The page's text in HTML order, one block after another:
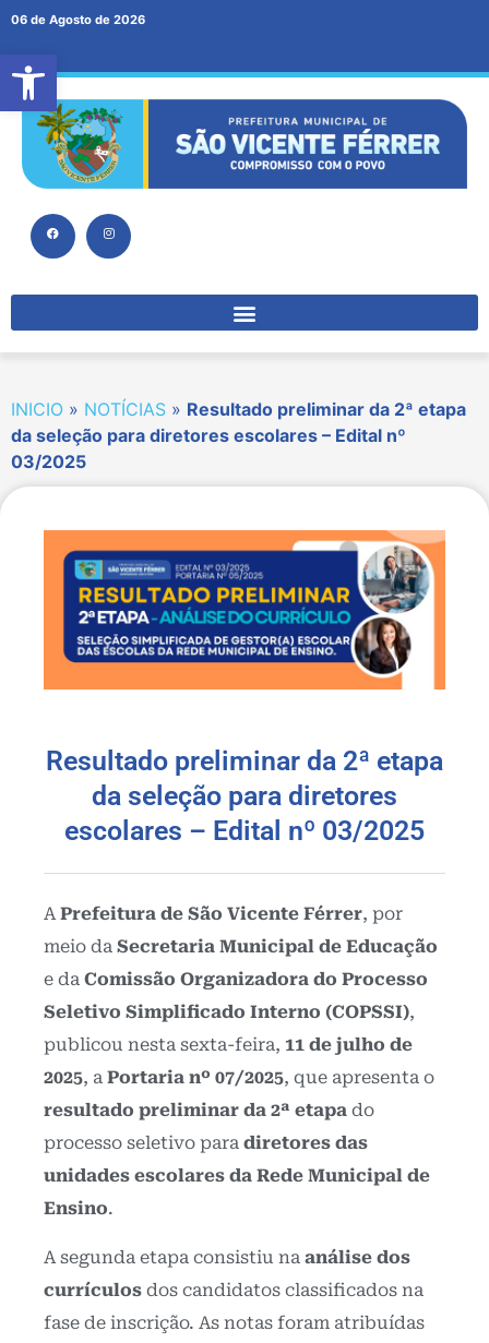
Abrir a barra de ferramentas
06 de Agosto de 2026
INICIO » NOTÍCIAS » Resultado preliminar da 2ª etapa
da seleção para diretores escolares – Edital nº
03/2025
Resultado preliminar da 2ª etapa
da seleção para diretores
escolares – Edital nº 03/2025
APrefeitura de São Vicente Férrer, por
meio da Secretaria Municipal de Educação
e da Comissão Organizadora do Processo
Seletivo Simplificado Interno (COPSSI),
publicou nesta sexta-feira, 11 de julho de
2025, a Portaria nº 07/2025, que apresenta o
resultado preliminar da 2ª etapa do
processo seletivo para diretores das
unidades escolares da Rede Municipal de
Ensino.
A segunda etapa consistiu na análise dos
currículos dos candidatos classificados na
fase de inscrição. As notas foram atribuídas